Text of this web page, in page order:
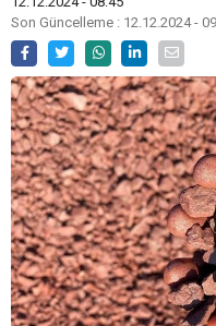
Son Güncelleme : 12.12.2024 -